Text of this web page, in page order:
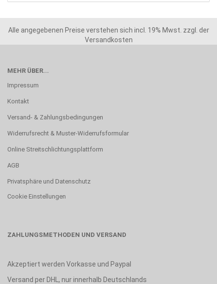
Alle angegebenen Preise verstehen sich incl. 19% Mwst. zzgl. der
Versandkosten
MEHR ÜBER...
Impressum
Kontakt
Versand- & Zahlungsbedingungen
Widerrufsrecht & Muster-Widerrufsformular
Online Streitschlichtungsplattform
AGB
Privatsphäre und Datenschutz
Cookie Einstellungen
ZAHLUNGSMETHODEN UND VERSAND
Akzeptiert werden Vorkasse und Paypal
Versand per DHL, nur innerhalb Deutschlands